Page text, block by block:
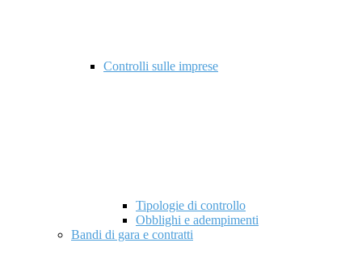
Controlli sulle imprese
Tipologie di controllo
Obblighi e adempimenti
Bandi di gara e contratti